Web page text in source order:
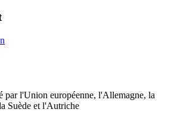
par l'Union européenne, l'Allemagne, la
Suède et l'Autriche